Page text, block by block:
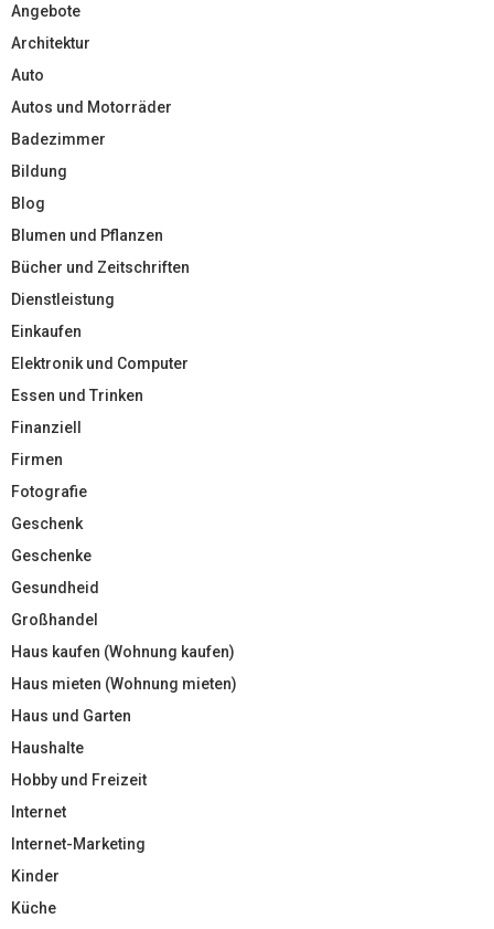
Angebote
Architektur
Auto
Autos und Motorräder
Badezimmer
Bildung
Blog
Blumen und Pflanzen
Bücher und Zeitschriften
Dienstleistung
Einkaufen
Elektronik und Computer
Essen und Trinken
Finanziell
Firmen
Fotografie
Geschenk
Geschenke
Gesundheid
Großhandel
Haus kaufen (Wohnung kaufen)
Haus mieten (Wohnung mieten)
Haus und Garten
Haushalte
Hobby und Freizeit
Internet
Internet-Marketing
Kinder
Küche